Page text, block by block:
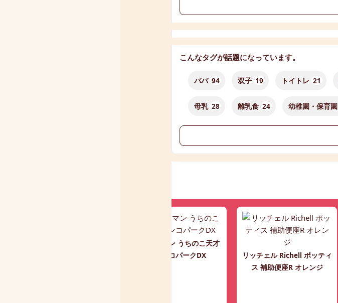
こんなタグが話題になっています。
パパ 94 双子 19 トイトレ 21
母乳 28 離乳食 24 幼稚園・保育園
アンパンマン うちのこ天才
ブランコパークDX
リッチェル Richell ポッティ
ス 補助便座R オレンジ